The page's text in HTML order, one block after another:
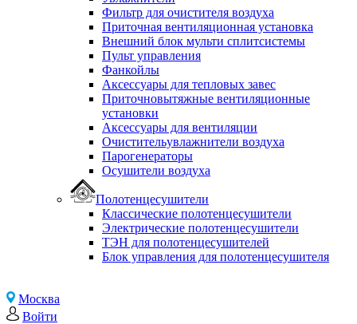
Фильтр для очистителя воздуха
Приточная вентиляционная установка
Внешний блок мульти сплитсистемы
Пульт управления
Фанкойлы
Аксессуары для тепловых завес
Приточновытяжные вентиляционные
установки
Аксессуары для вентиляции
Очистительувлажнители воздуха
Парогенераторы
Осушители воздуха
Полотенцесушители
Классические полотенцесушители
Электрические полотенцесушители
ТЭН для полотенцесушителей
Блок управления для полотенцесушителя
Москва
Войти